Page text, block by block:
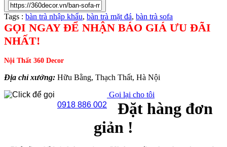
Tags : bàn trà nhập khẩu, bàn trà mặt đá, bàn trà sofa
GỌI NGAY ĐỂ NHẬN BÁO GIÁ ƯU ĐÃI
NHẤT!
Nội Thất 360 Decor
Địa chỉ xưởng: Hữu Bằng, Thạch Thất, Hà Nội
0918 886 002
Gọi lại cho tôi
Đặt hàng đơn
giản !